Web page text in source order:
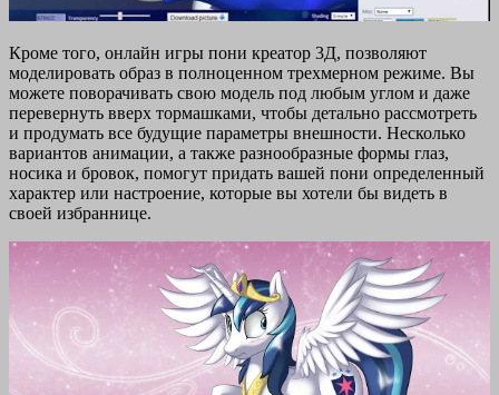
Кроме того, онлайн игры пони креатор 3Д, позволяют
моделировать образ в полноценном трехмерном режиме. Вы
можете поворачивать свою модель под любым углом и даже
перевернуть вверх тормашками, чтобы детально рассмотреть
и продумать все будущие параметры внешности. Несколько
вариантов анимации, а также разнообразные формы глаз,
носика и бровок, помогут придать вашей пони определенный
характер или настроение, которые вы хотели бы видеть в
своей избраннице.